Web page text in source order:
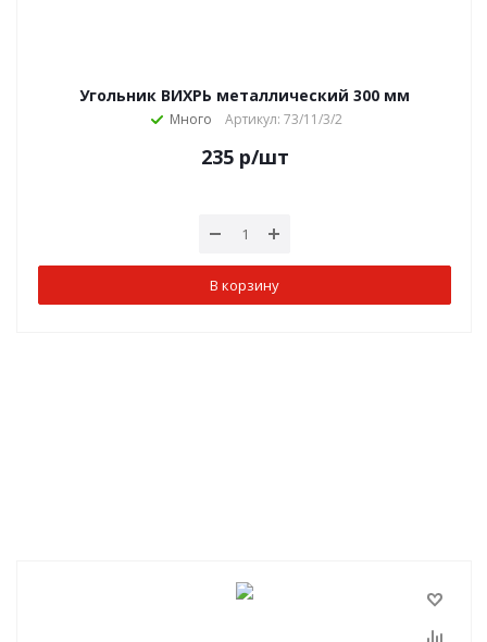
Угольник ВИХРЬ металлический 300 мм
Много Артикул: 73/11/3/2
235р/шт
В корзину